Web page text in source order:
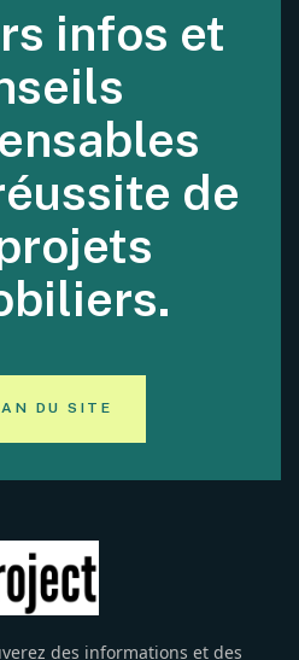
infos et
de
DU SITE
des informations et des